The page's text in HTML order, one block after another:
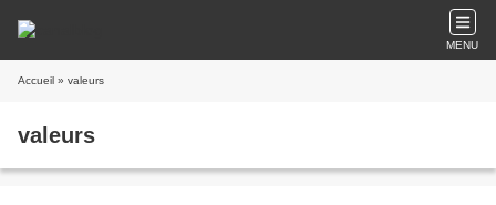
MENU
Accueil » valeurs
valeurs